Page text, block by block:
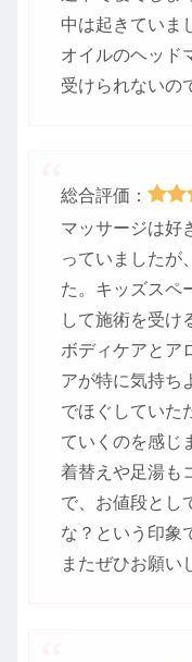
中は起きていま
オイルのヘッド
受けられないの
総合評価：
マッサージは好
っていましたが
た。キッズスペ
して施術を受け
ボディケアとア
アが特に気持ち
でほぐしていた
ていくのを感じ
着替えや足湯も
で、お値段とし
な？という印象
またぜひお願い